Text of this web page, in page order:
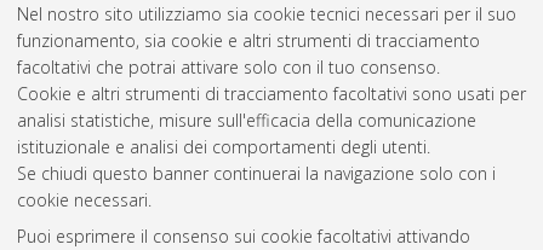
Nel nostro sito utilizziamo sia cookie tecnici necessari per il suo
funzionamento, sia cookie e altri strumenti di tracciamento
facoltativi che potrai attivare solo con il tuo consenso.
Cookie e altri strumenti di tracciamento facoltativi sono usati per
analisi statistiche, misure sull'efficacia della comunicazione
istituzionale e analisi dei comportamenti degli utenti.
Se chiudi questo banner continuerai la navigazione solo con i
cookie necessari.
Puoi esprimere il consenso sui cookie facoltativi attivando
2019(1)
Atom
Rss 1.0
Rss 2.0